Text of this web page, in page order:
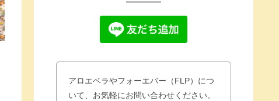
アロエベラやフォーエバー（FLP）につ
いて、お気軽にお問い合わせください。